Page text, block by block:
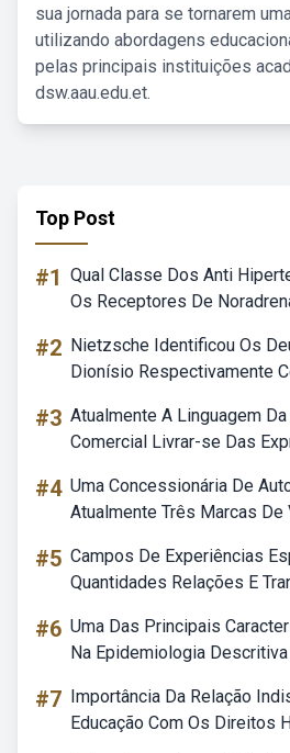
sua jornada para se tornarem
utilizando abordagens
pelas principais instituições
dsw.aau.edu.et.
Top Post
#1 Qual Classe Dos Anti
Os Receptores De
#2 Nietzsche Identificou Os
Dionísio Respectivamente
#3 Atualmente A Linguagem
Comercial Livrar-se Das
#4 Uma Concessionária De
Atualmente Três Marcas De
#5 Campos De Experiências
Quantidades Relações E
#6 Uma Das Principais
Na Epidemiologia Descritiva
#7 Importância Da Relação
Educação Com Os Direitos